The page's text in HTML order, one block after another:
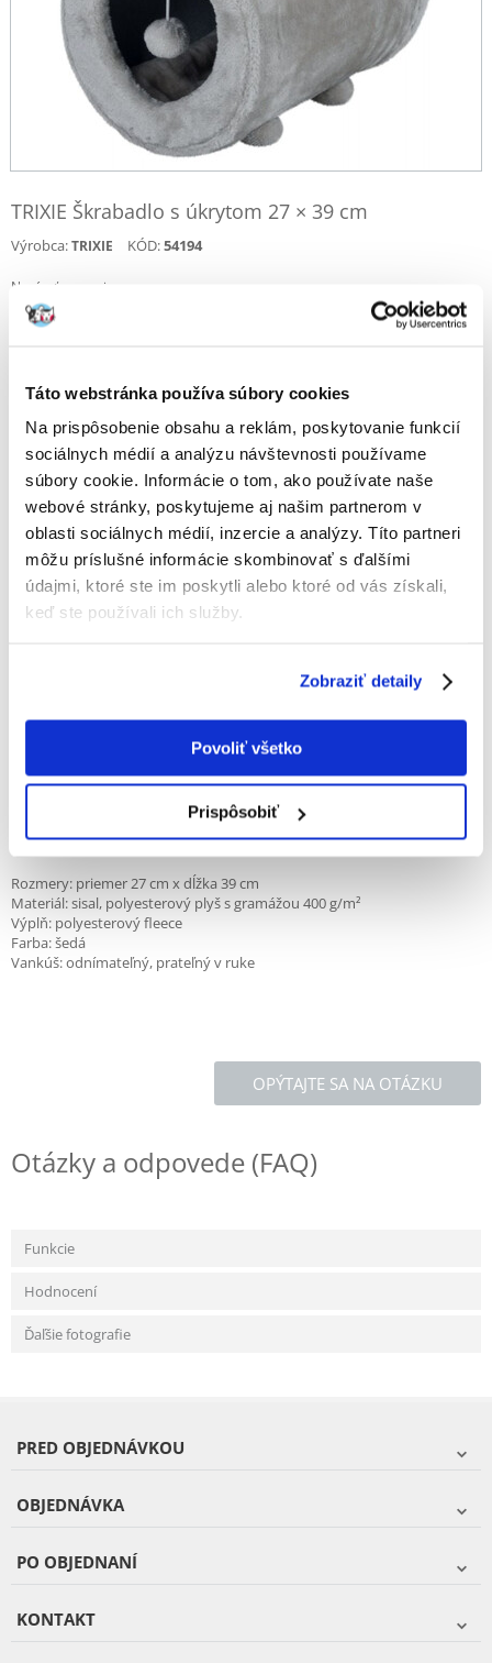
Táto webstránka používa súbory cookies
Na prispôsobenie obsahu a reklám, poskytovanie funkcií
sociálnych médií a analýzu návštevnosti používame
súbory cookie. Informácie o tom, ako používate naše
webové stránky, poskytujeme aj našim partnerom v
oblasti sociálnych médií, inzercie a analýzy. Títo partneri
môžu príslušné informácie skombinovať s ďalšími
údajmi, ktoré ste im poskytli alebo ktoré od vás získali,
keď ste používali ich služby.
Zobraziť detaily
Povoliť všetko
Prispôsobiť
TRIXIE Škrabadlo s úkrytom 27 × 39 cm
Výrobca:TRIXIE KÓD:54194
Napísať recenziu
€30.98
Fotky našich zákazníkov Pozri ďalšie fotografie
Popis
Škrabadlo pre mačky – sisal a plyšový rolák s vankúšom
Toto kompaktné škrabadlo v tvare rolády je perfektným riešením pre
majiteľov, ktorí chcú uspokojiť potreby svojej mačky bez toho, aby
museli zľavovať z dizajnu interiéru. Vyrobené z vysoko kvalitného sisalu
bezpečia a pohodlia pri spaní a zároveň povzbudzuje k hre a škrabaniu.
mäkký a útulný plyš zabalí vášho maznáčika ako obľúbená deka.
Odnímateľný vankúš - vybavený mäkkou polyesterovou výplňou, ľahko
sa perie v ruke a udržuje v čistote.
Rozmery: priemer 27 cm x dĺžka 39 cm
Materiál: sisal, polyesterový plyš s gramážou 400 g/m²
Výplň: polyesterový fleece
Farba: šedá
Vankúš: odnímateľný, prateľný v ruke
OPÝTAJTE SA NA OTÁZKU
Otázky a odpovede (FAQ)
Funkcie
Hodnocení
Ďaľšie fotografie
PRED OBJEDNÁVKOU
OBJEDNÁVKA
PO OBJEDNANÍ
KONTAKT